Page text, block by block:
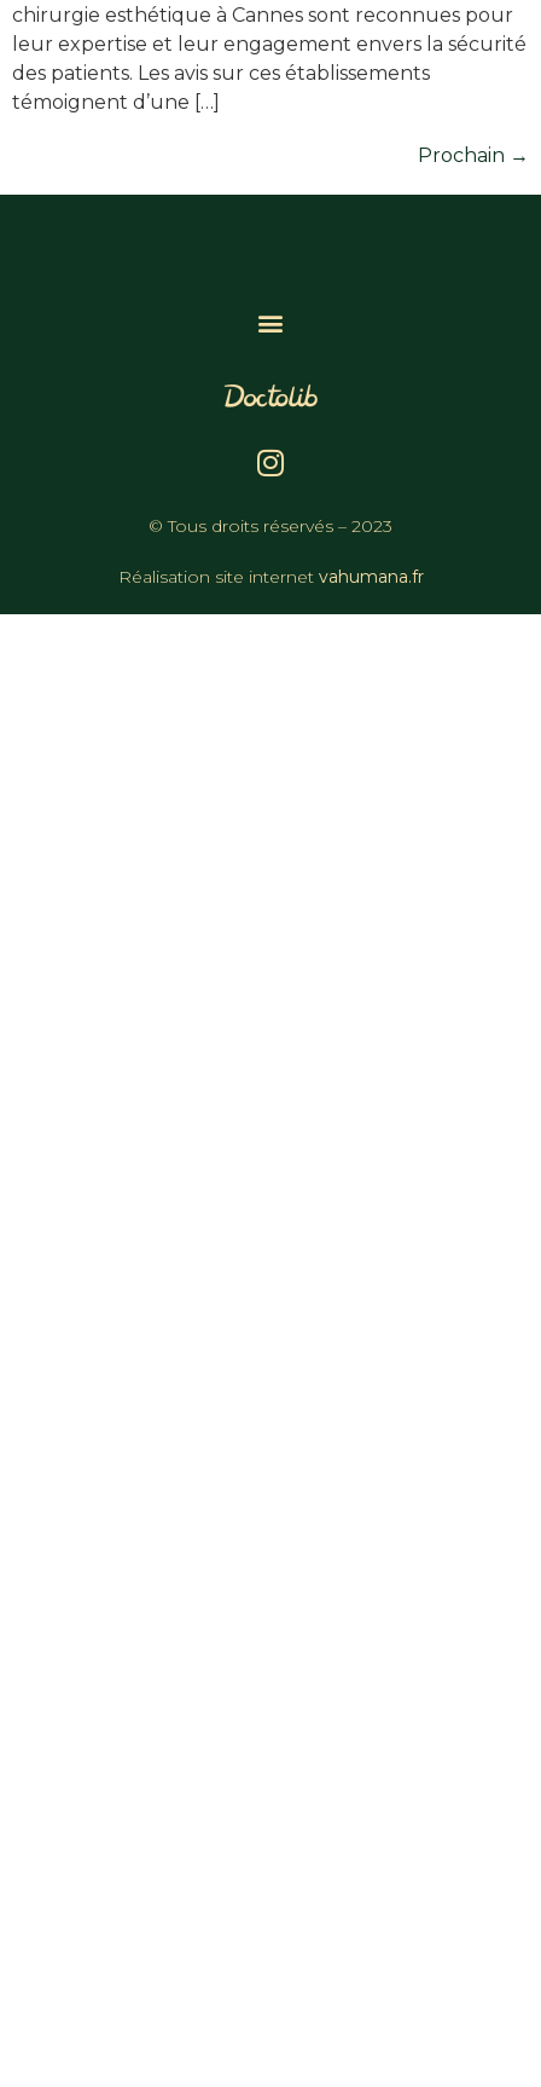
chirurgie esthétique à Cannes sont reconnues pour
leur expertise et leur engagement envers la sécurité
des patients. Les avis sur ces établissements
témoignent d’une […]
Prochain →
© Tous droits réservés – 2023
Réalisation site internet vahumana.fr